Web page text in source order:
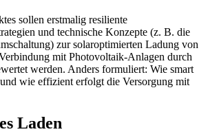
sollen erstmalig resiliente
und technische Konzepte (z. B. die
zur solaroptimierten Ladung von
mit Photovoltaik-Anlagen durch
werden. Anders formuliert: Wie smart
wie effizient erfolgt die Versorgung mit
Laden